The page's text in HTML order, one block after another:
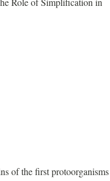
of the first protoorganisms